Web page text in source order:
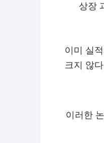
상장
이미 실
크지 않
이러한